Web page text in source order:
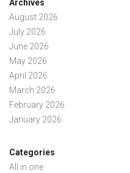
Archives
August 2026
July 2026
June 2026
May 2026
April 2026
March 2026
February 2026
January 2026
Categories
All in one